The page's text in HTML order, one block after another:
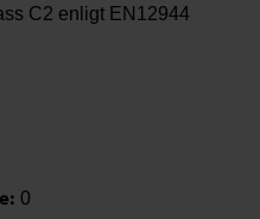
C2 enligt EN12944
0